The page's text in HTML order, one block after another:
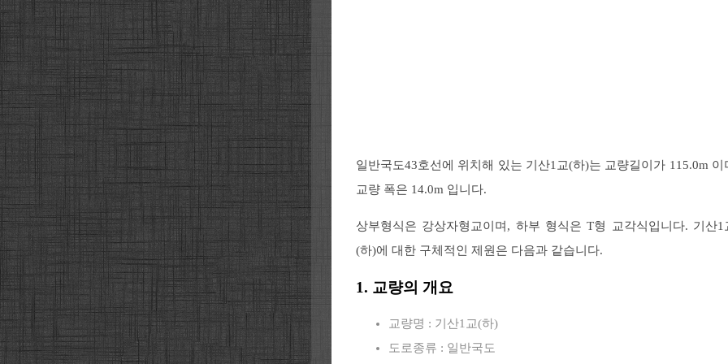
일반국도43호선에 위치해 있는 기산1교(하)는 교량길이가 115.0m 이
교량 폭은 14.0m 입니다.
상부형식은 강상자형교이며, 하부 형식은 T형 교각식입니다. 기산1
(하)에 대한 구체적인 제원은 다음과 같습니다.
1. 교량의 개요
교량명 : 기산1교(하)
도로종류 : 일반국도